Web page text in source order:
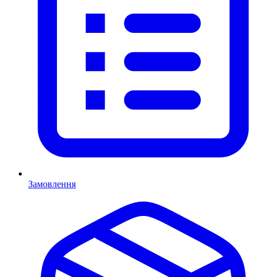
Замовлення